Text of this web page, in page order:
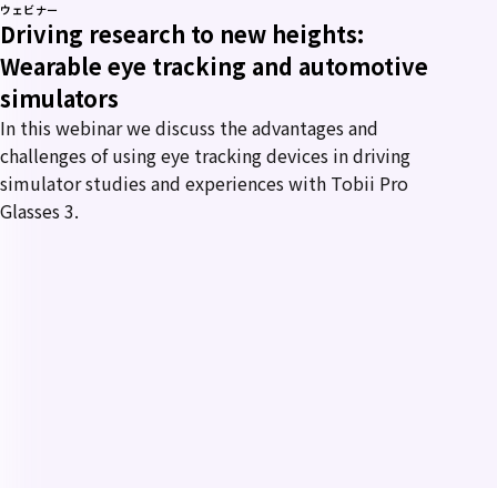
ウェビナー
Driving research to new heights:
Wearable eye tracking and automotive
simulators
In this webinar we discuss the advantages and
challenges of using eye tracking devices in driving
simulator studies and experiences with Tobii Pro
Glasses 3.